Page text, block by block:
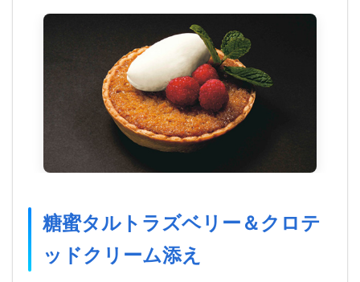
糖蜜タルトラズベリー＆クロテ
ッドクリーム添え